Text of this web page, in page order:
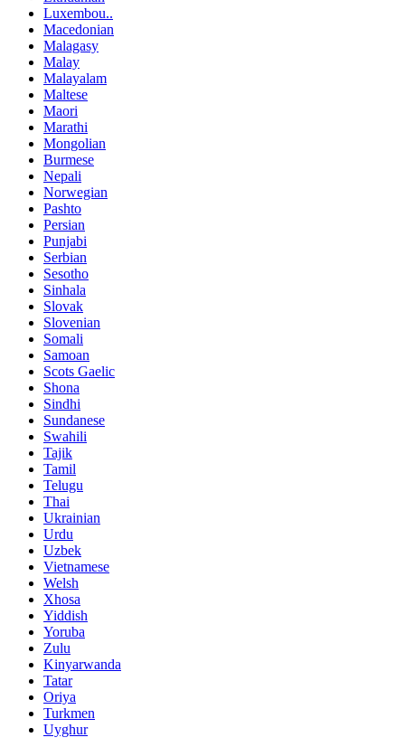
Luxembou..
Macedonian
Malagasy
Malay
Malayalam
Maltese
Maori
Marathi
Mongolian
Burmese
Nepali
Norwegian
Pashto
Persian
Punjabi
Serbian
Sesotho
Sinhala
Slovak
Slovenian
Somali
Samoan
Scots Gaelic
Shona
Sindhi
Sundanese
Swahili
Tajik
Tamil
Telugu
Thai
Ukrainian
Urdu
Uzbek
Vietnamese
Welsh
Xhosa
Yiddish
Yoruba
Zulu
Kinyarwanda
Tatar
Oriya
Turkmen
Uyghur